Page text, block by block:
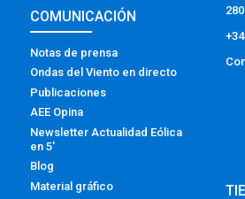
COMUNICACIÓN
Notas de prensa
Ondas del Viento en directo
Publicaciones
AEE Opina
Newsletter Actualidad Eólica
en 5′
Blog
Material gráfico